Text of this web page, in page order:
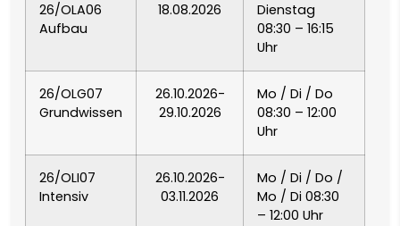
DEUTSCH
ગુજરાતી
KREYOL AYISYEN
HARSHEN HAUSA
26/OLA06
Aufbau
18.08.2026
Dienstag
08:30 – 16:15
Uhr
26/OLG07
Grundwissen
26.10.2026-
29.10.2026
Mo / Di / Do
08:30 – 12:00
Uhr
26/OLI07
Intensiv
26.10.2026-
03.11.2026
Mo / Di / Do /
Mo / Di 08:30
– 12:00 Uhr